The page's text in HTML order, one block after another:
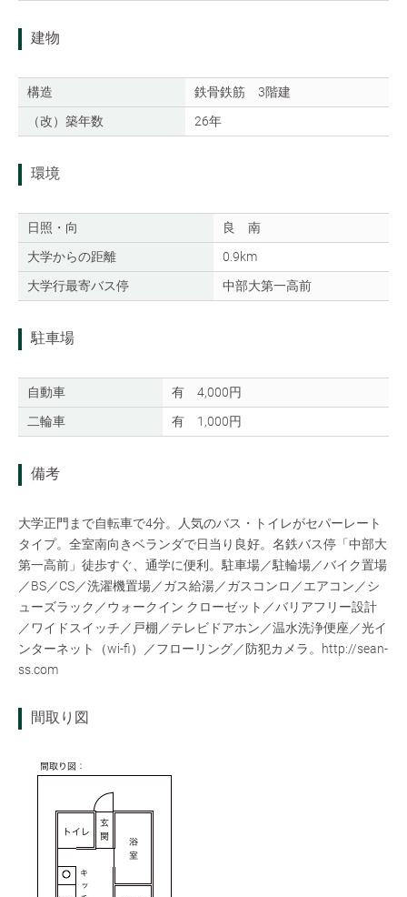
建物
構造
鉄骨鉄筋 3階建
（改）築年数
26年
環境
日照・向
良 南
大学からの距離
0.9km
大学行最寄バス停
中部大第一高前
駐車場
自動車
有 4,000円
二輪車
有 1,000円
備考
大学正門まで自転車で4分。人気のバス・トイレがセパーレート
タイプ。全室南向きベランダで日当り良好。名鉄バス停「中部大
第一高前」徒歩すぐ、通学に便利。駐車場／駐輪場／バイク置場
／BS／CS／洗濯機置場／ガス給湯／ガスコンロ／エアコン／シ
ューズラック／ウォークイン クローゼット／バリアフリー設計
／ワイドスイッチ／戸棚／テレビドアホン／温水洗浄便座／光イ
ンターネット（wi-fi）／フローリング／防犯カメラ。http://sean-
ss.com
間取り図